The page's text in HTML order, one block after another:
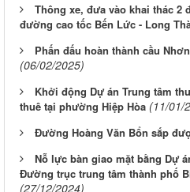
Thông xe, đưa vào khai thác 2
đường cao tốc Bến Lức - Long
Phấn đấu hoàn thành cầu
(06/02/2025)
Khởi động Dự án Trung tâm
thuê tại phường Hiệp Hòa (11/01/
Đường Hoàng Văn Bổn sắp
Nỗ lực bàn giao mặt bằng Dự
Đường trục trung tâm thành phố
(27/12/2024)